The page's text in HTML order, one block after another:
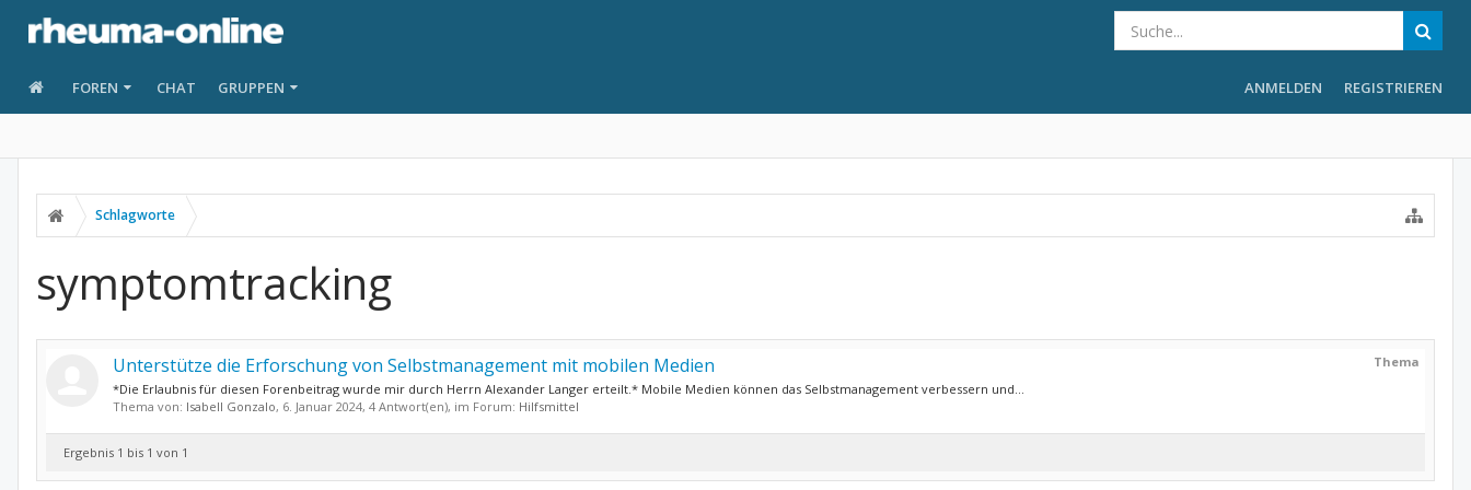
FOREN CHAT GRUPPEN ANMELDEN REGISTRIEREN
Schlagworte
symptomtracking
Thema
Unterstütze die Erforschung von Selbstmanagement mit mobilen Medien
*Die Erlaubnis für diesen Forenbeitrag wurde mir durch Herrn Alexander Langer erteilt.* Mobile Medien können das Selbstmanagement verbessern und...
Thema von: Isabell Gonzalo, 6. Januar 2024, 4 Antwort(en), im Forum: Hilfsmittel
Ergebnis 1 bis 1 von 1